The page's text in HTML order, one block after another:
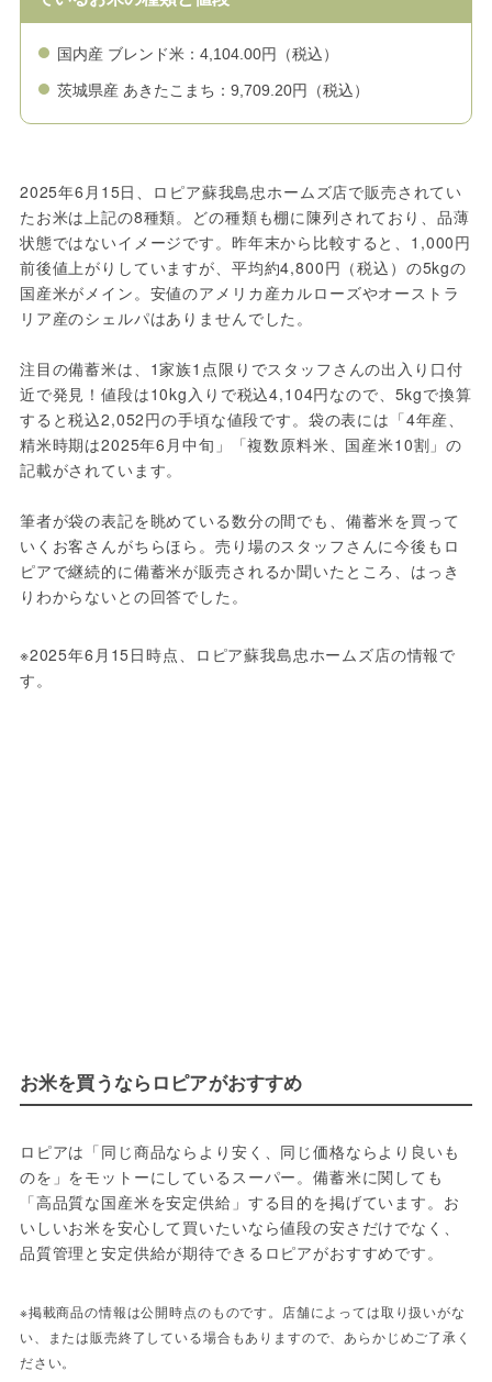
国内産 ブレンド米：4,104.00円（税込）
茨城県産 あきたこまち：9,709.20円（税込）
2025年6月15日、ロピア蘇我島忠ホームズ店で販売されてい
たお米は上記の8種類。どの種類も棚に陳列されており、品薄
状態ではないイメージです。昨年末から比較すると、1,000円
前後値上がりしていますが、平均約4,800円（税込）の5kgの
国産米がメイン。安値のアメリカ産カルローズやオーストラ
リア産のシェルパはありませんでした。
注目の備蓄米は、1家族1点限りでスタッフさんの出入り口付
近で発見！値段は10kg入りで税込4,104円なので、5kgで換算
すると税込2,052円の手頃な値段です。袋の表には「4年産、
精米時期は2025年6月中旬」「複数原料米、国産米10割」の
記載がされています。
筆者が袋の表記を眺めている数分の間でも、備蓄米を買って
いくお客さんがちらほら。売り場のスタッフさんに今後もロ
ピアで継続的に備蓄米が販売されるか聞いたところ、はっき
りわからないとの回答でした。
※2025年6月15日時点、ロピア蘇我島忠ホームズ店の情報で
す。
お米を買うならロピアがおすすめ
ロピアは「同じ商品ならより安く、同じ価格ならより良いも
のを」をモットーにしているスーパー。備蓄米に関しても
「高品質な国産米を安定供給」する目的を掲げています。お
いしいお米を安心して買いたいなら値段の安さだけでなく、
品質管理と安定供給が期待できるロピアがおすすめです。
※掲載商品の情報は公開時点のものです。店舗によっては取り扱いがな
い、または販売終了している場合もありますので、あらかじめご了承く
ださい。